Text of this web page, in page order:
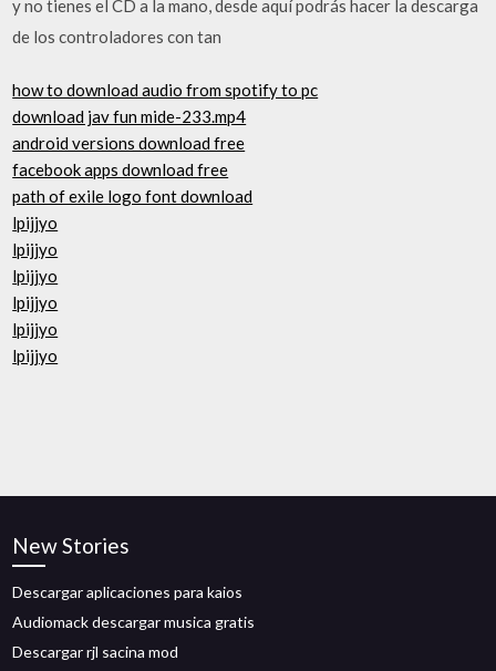
y no tienes el CD a la mano, desde aquí podrás hacer la descarga
de los controladores con tan
how to download audio from spotify to pc
download jav fun mide-233.mp4
android versions download free
facebook apps download free
path of exile logo font download
lpijjyo
lpijjyo
lpijjyo
lpijjyo
lpijjyo
lpijjyo
New Stories
Descargar aplicaciones para kaios
Audiomack descargar musica gratis
Descargar rjl sacina mod